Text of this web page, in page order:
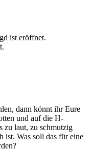
ist eröffnet.
dann könnt ihr Eure
und auf die H-
zu laut, zu schmutzig
ist. Was soll das für eine